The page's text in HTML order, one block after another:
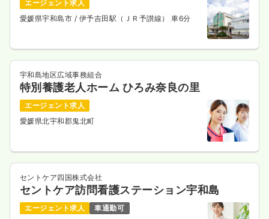
エージェント求人
愛媛県宇和島市 / 伊予吉田駅（ＪＲ予讃線） 車6分
宇和島地区広域事務組合
特別養護老人ホーム ひろみ奈良の里
エージェント求人
愛媛県北宇和郡鬼北町
セントケア四国株式会社
セントケア訪問看護ステーション宇和島
エージェント求人 車通勤可